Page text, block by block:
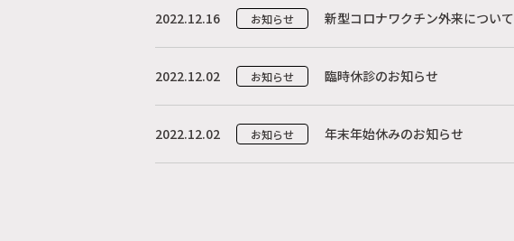
2022.12.16 お知らせ 新型コロナワクチン外来について
2022.12.02 お知らせ 臨時休診のお知らせ
2022.12.02 お知らせ 年末年始休みのお知らせ